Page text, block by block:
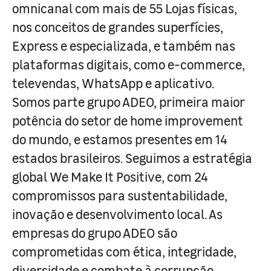
omnicanal com mais de 55 Lojas físicas,
nos conceitos de grandes superfícies,
Express e especializada, e também nas
plataformas digitais, como e-commerce,
televendas, WhatsApp e aplicativo.
Somos parte grupo ADEO, primeira maior
potência do setor de home improvement
do mundo, e estamos presentes em 14
estados brasileiros. Seguimos a estratégia
global We Make It Positive, com 24
compromissos para sustentabilidade,
inovação e desenvolvimento local. As
empresas do grupo ADEO são
comprometidas com ética, integridade,